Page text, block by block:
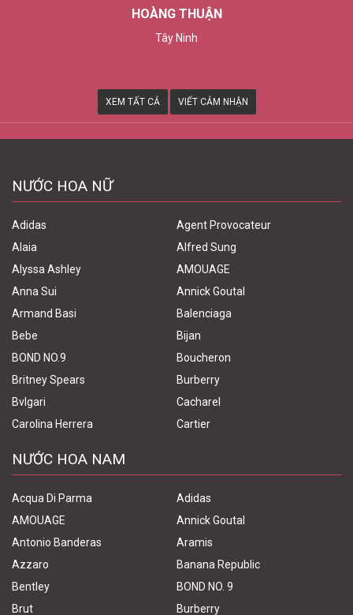
HOÀNG THUẬN
Tây Ninh
XEM TẤT CẢ VIẾT CẢM NHẬN
NƯỚC HOA NỮ
Adidas
Agent Provocateur
Alaia
Alfred Sung
Alyssa Ashley
AMOUAGE
Anna Sui
Annick Goutal
Armand Basi
Balenciaga
Bebe
Bijan
BOND NO.9
Boucheron
Britney Spears
Burberry
Bvlgari
Cacharel
Carolina Herrera
Cartier
NƯỚC HOA NAM
Acqua Di Parma
Adidas
AMOUAGE
Annick Goutal
Antonio Banderas
Aramis
Azzaro
Banana Republic
Bentley
BOND NO. 9
Brut
Burberry